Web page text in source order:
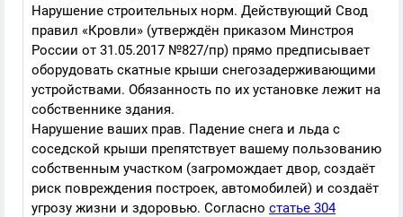
Нарушение строительных норм. Действующий Свод
правил «Кровли» (утверждён приказом Минстроя
России от 31.05.2017 №827/пр) прямо предписывает
оборудовать скатные крыши снегозадерживающими
устройствами. Обязанность по их установке лежит на
собственнике здания.
Нарушение ваших прав. Падение снега и льда с
соседской крыши препятствует вашему пользованию
собственным участком (загромождает двор, создаёт
риск повреждения построек, автомобилей) и создаёт
угрозу жизни и здоровью. Согласно статье 304